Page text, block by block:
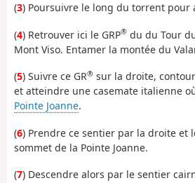
(3) Poursuivre le long du torrent pour
(4) Retrouver ici le GRP® du du Tour
Mont Viso. Entamer la montée du
(5) Suivre ce GR® sur la droite,
et atteindre une casemate italienne
Pointe Joanne.
(6) Prendre ce sentier par la droite et
sommet de la Pointe Joanne.
(7) Descendre alors par le sentier